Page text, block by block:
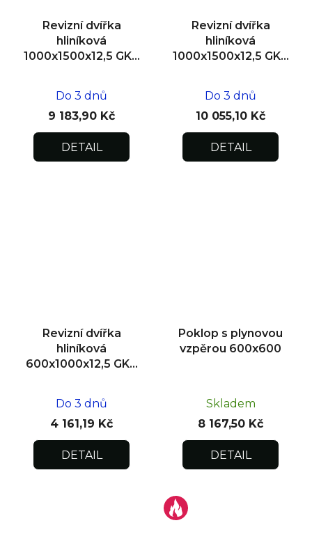
Revizní dvířka
hliníková
1000x1500x12,5 GKB
Do 3 dnů
9 183,90 Kč
DETAIL
Revizní dvířka
hliníková
1000x1500x12,5 GKB
Do 3 dnů
10 055,10 Kč
DETAIL
Revizní dvířka
hliníková
600x1000x12,5 GKB
Do 3 dnů
4 161,19 Kč
DETAIL
Poklop s plynovou
vzpěrou 600x600
Skladem
8 167,50 Kč
DETAIL